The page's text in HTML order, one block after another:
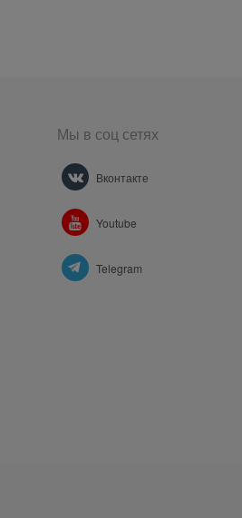
Мы в соц сетях
Вконтакте
Youtube
Telegram